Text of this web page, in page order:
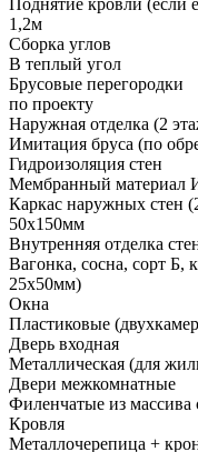
Поднятие кровли (если
1,2м
Сборка углов
В теплый угол
Брусовые перегородки
по проекту
Наружная отделка (2
Имитация бруса (по
Гидроизоляция стен
Мембранный материал
Каркас наружных стен
50х150мм
Внутренняя отделка
Вагонка, сосна, сорт Б,
25х50мм)
Окна
Пластиковые
Дверь входная
Металлическая (для
Двери межкомнатные
Филенчатые из массива
Кровля
Металлочерепица +